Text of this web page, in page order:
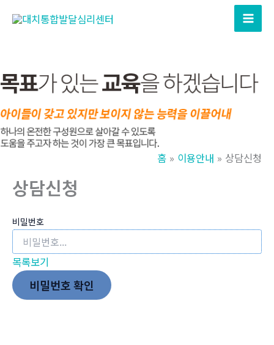
건
너
뛰
기
홈 이용안내 상담신청
상담신청
비밀번호
목록보기
비밀번호 확인